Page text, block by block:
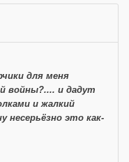
для меня
войны?.... и дадут
и жалкий
несерьёзно это как-